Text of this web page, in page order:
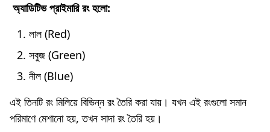
অ্যাডিটিভ প্রাইমারি রং হলো:
লাল (Red)
সবুজ (Green)
নীল (Blue)
এই তিনটি রং মিলিয়ে বিভিন্ন রং তৈরি করা যায়। যখন এই রংগুলো সমান
পরিমাণে মেশানো হয়, তখন সাদা রং তৈরি হয়।